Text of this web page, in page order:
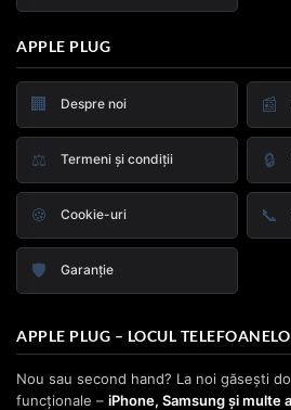
APPLE PLUG
🏢 Despre noi 📰
⚖️ Termeni și condiții 🔒
🍪 Cookie-uri 📞
🛡️ Garanție
APPLE PLUG – LOCUL
Nou sau second hand? La noi găsești
funcționale – iPhone, Samsung și multe